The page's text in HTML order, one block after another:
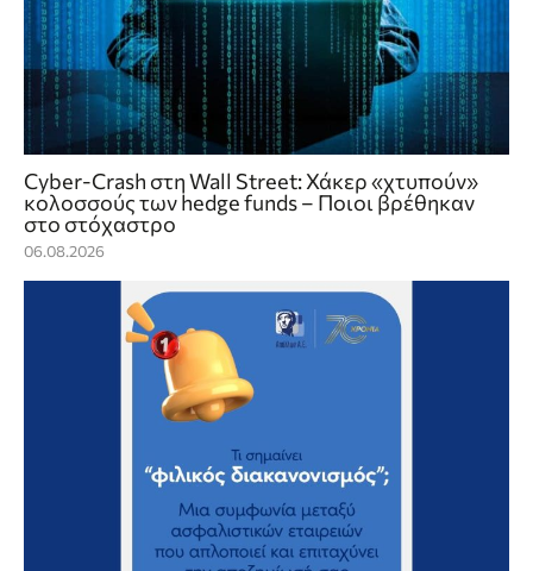
Cyber-Crash στη Wall Street: Χάκερ «χτυπούν»
κολοσσούς των hedge funds – Ποιοι βρέθηκαν
στο στόχαστρο
06.08.2026